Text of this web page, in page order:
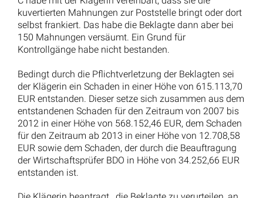
Die Beklagte handelte aber weder grob fahrlässig noch
vorsätzlich. Gemäß § 3 Abs. 6 TVÖD ist die
Schadenhaftung der Beschäftigten bei dienstlich oder
betrieblich veran-lassten Tätigkeiten auf Vorsatz und
grobe Fahrlässigkeit beschränkt. Leicht fahrlässig
handelt demnach, wer die im Verkehr erforderliche
Sorgfalt außer Acht lässt, § 276 Abs. 2 BGB. Das wäre
der Beklagten – den Vortrag der Klägerin als wahr
unterstellt – vorzuwerfen. Grobe Fahrlässigkeit liegt
dagegen vor, wenn die verkehrserforderliche Sorgfalt in
besonders schwerem Maße verletzt wird, indem schon
einfachste, ganz naheliegende Überlegungen nicht
angestellt werden sowie das nicht beachtet wird, was
im vorliegenden Fall jedem hätte einleuchten müssen.
Daran fehlt es vorliegend.